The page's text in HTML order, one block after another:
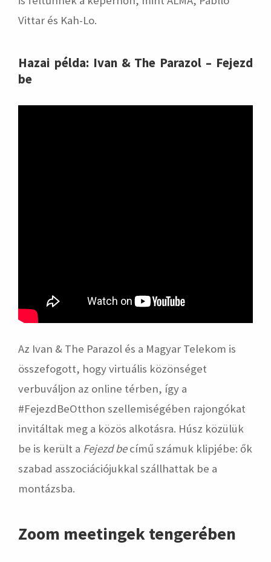
Vittar és Kah-Lo.
Hazai példa: Ivan & The Parazol – Fejezd
be
Az Ivan & The Parazol és a Magyar Telekom is
összefogott, hogy virtuális közönséget
verbuváljon az online térben, így a
#FejezdBeOtthon szellemiségében rajongókat
invitáltak meg a közös alkotásra. Húsz közülük
be is került a Fejezd becímű számuk klipjébe: ők
szabad asszociációjukkal szállhattak be a
montázsba.
Zoom meetingek tengerében